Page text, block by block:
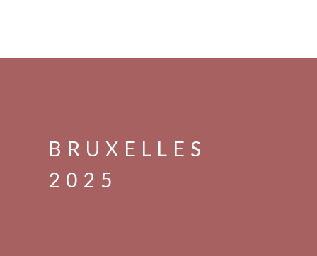
BRUXELLES
2025